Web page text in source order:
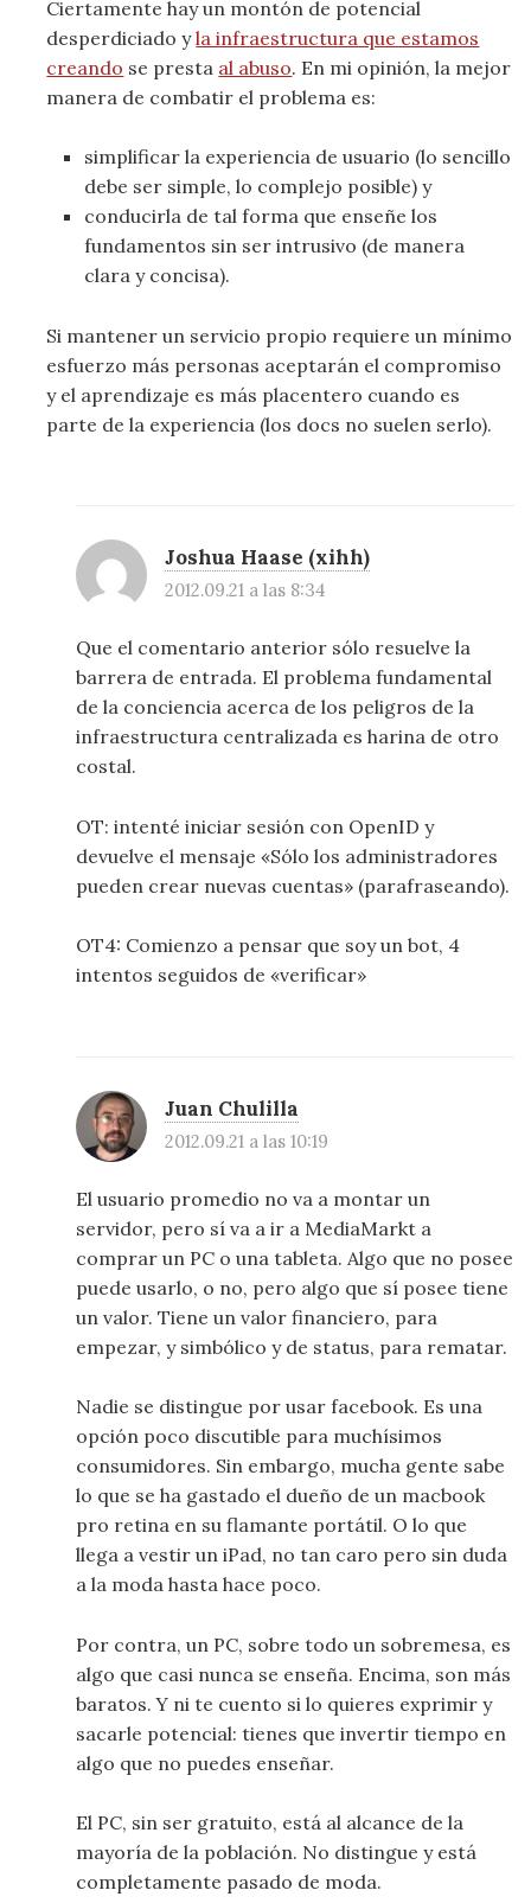
Ciertamente hay un montón de potencial
desperdiciado yla infraestructura que estamos
creando se presta al abuso. En mi opinión, la mejor
manera de combatir el problema es:
simplificar la experiencia de usuario (lo sencillo
debe ser simple, lo complejo posible) y
conducirla de tal forma que enseñe los
fundamentos sin ser intrusivo (de manera
clara y concisa).
Si mantener un servicio propio requiere un mínimo
esfuerzo más personas aceptarán el compromiso
y el aprendizaje es más placentero cuando es
parte de la experiencia (los docs no suelen serlo).
Joshua Haase (xihh)
2012.09.21 a las 8:34
Que el comentario anterior sólo resuelve la
barrera de entrada. El problema fundamental
de la conciencia acerca de los peligros de la
infraestructura centralizada es harina de otro
costal.
OT: intenté iniciar sesión con OpenID y
devuelve el mensaje «Sólo los administradores
pueden crear nuevas cuentas» (parafraseando).
OT4: Comienzo a pensar que soy un bot, 4
intentos seguidos de «verificar»
Juan Chulilla
2012.09.21 a las 10:19
El usuario promedio no va a montar un
servidor, pero sí va a ir a MediaMarkt a
comprar un PC o una tableta. Algo que no posee
puede usarlo, o no, pero algo que sí posee tiene
un valor. Tiene un valor financiero, para
empezar, y simbólico y de status, para rematar.
Nadie se distingue por usar facebook. Es una
opción poco discutible para muchísimos
consumidores. Sin embargo, mucha gente sabe
lo que se ha gastado el dueño de un macbook
pro retina en su flamante portátil. O lo que
llega a vestir un iPad, no tan caro pero sin duda
a la moda hasta hace poco.
Por contra, un PC, sobre todo un sobremesa, es
algo que casi nunca se enseña. Encima, son más
baratos. Y ni te cuento si lo quieres exprimir y
sacarle potencial: tienes que invertir tiempo en
algo que no puedes enseñar.
El PC, sin ser gratuito, está al alcance de la
mayoría de la población. No distingue y está
completamente pasado de moda.